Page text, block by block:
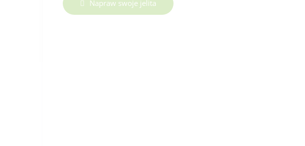
Napraw swoje jelita